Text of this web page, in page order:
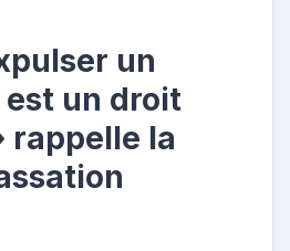
un
un droit
rappelle la